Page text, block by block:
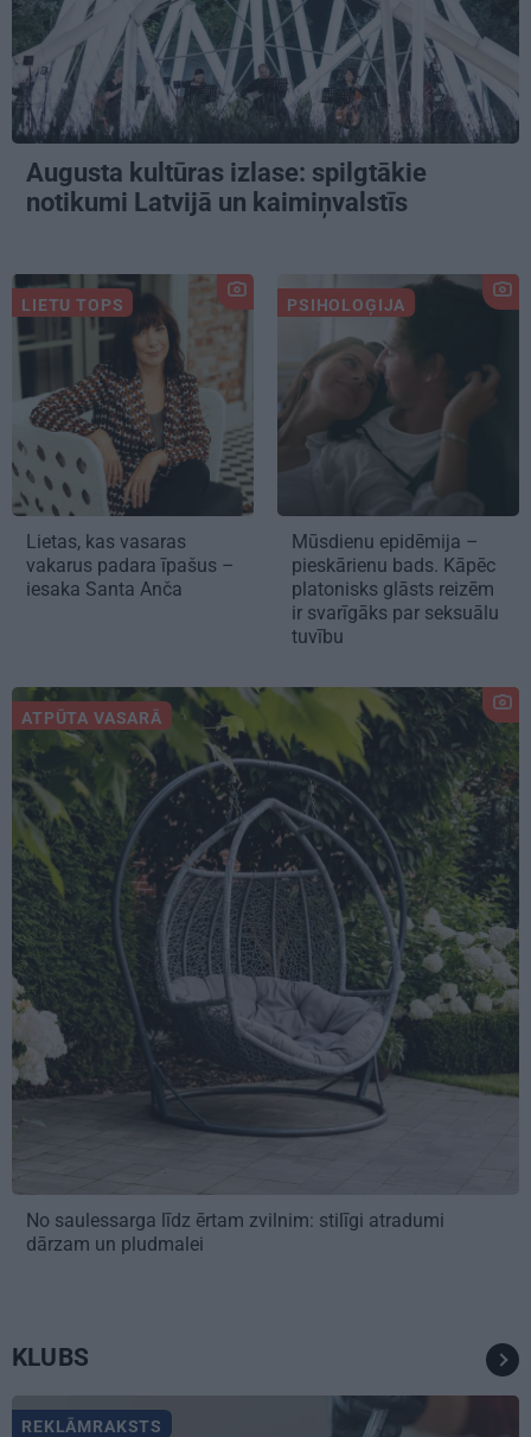
Augusta kultūras izlase: spilgtākie
notikumi Latvijā un kaimiņvalstīs
LIETU TOPS
Lietas, kas vasaras
vakarus padara īpašus –
iesaka Santa Anča
PSIHOLOĢIJA
Mūsdienu epidēmija –
pieskārienu bads. Kāpēc
platonisks glāsts reizēm
ir svarīgāks par seksuālu
tuvību
ATPŪTA VASARĀ
No saulessarga līdz ērtam zvilnim: stilīgi atradumi
dārzam un pludmalei
KLUBS
REKLĀMRAKSTS